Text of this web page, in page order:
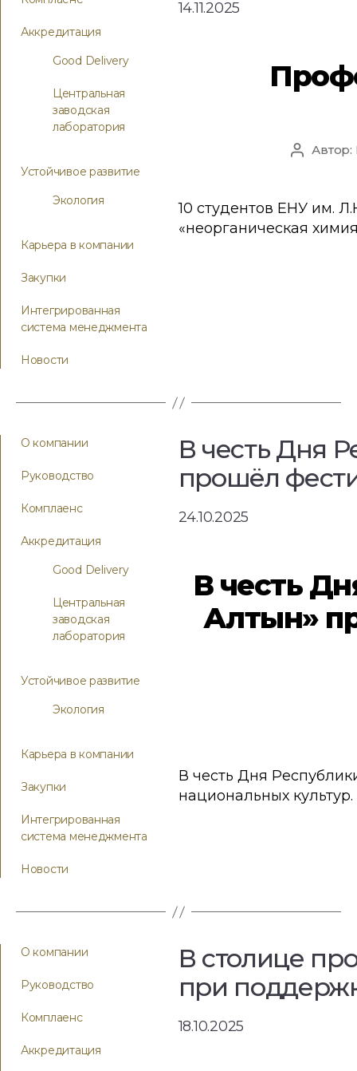
Аккредитация
Good Delivery
Центральная
заводская
лаборатория
Устойчивое развитие
Экология
Карьера в компании
Закупки
Интегрированная
система менеджмента
Новости
14.11.2025
Автор:
10 студентов ЕНУ им.
«неорганическая
О компании
Руководство
Комплаенс
Аккредитация
Good Delivery
Центральная
заводская
лаборатория
Устойчивое развитие
Экология
Карьера в компании
Закупки
Интегрированная
система менеджмента
Новости
В честь Дня
прошёл
24.10.2025
В честь
Алтын»
В честь Дня
национальных
О компании
Руководство
Комплаенс
Аккредитация
В столице
при
18.10.2025